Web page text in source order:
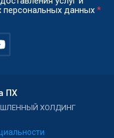
персональных данных *
ПХ
ХОЛДИНГ